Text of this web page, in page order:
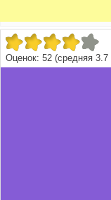
Оценок: 52 (средняя 3.7